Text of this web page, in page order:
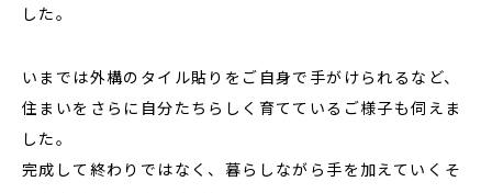
した。
いまでは外構のタイル貼りをご自身で手がけられるなど、
住まいをさらに自分たちらしく育てているご様子も伺えま
した。
完成して終わりではなく、暮らしながら手を加えていく――そ